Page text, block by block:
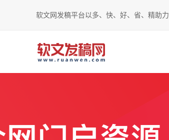
软文网发稿平台以多、快、好、省、精助力